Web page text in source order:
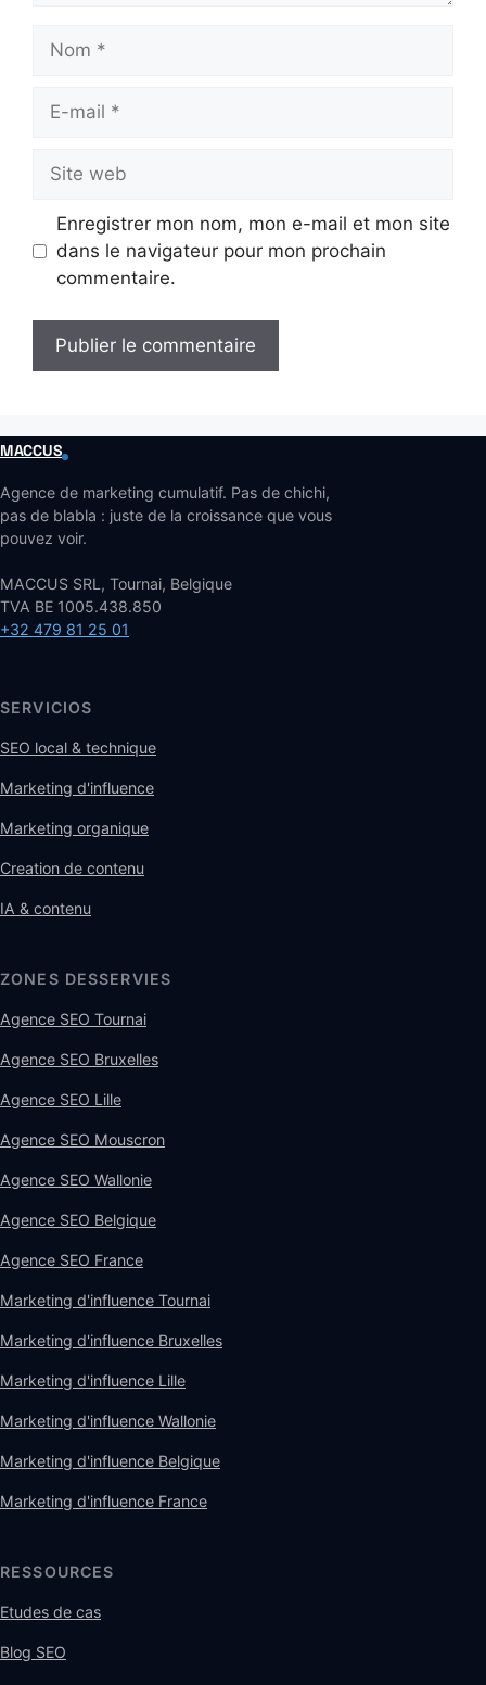
Nom
Site
web
Enregistrer mon nom, mon e-mail et mon site
dans le navigateur pour mon prochain
commentaire.
MACCUS
Agence de marketing cumulatif. Pas de chichi,
pas de blabla : juste de la croissance que vous
pouvez voir.
MACCUS SRL, Tournai, Belgique
TVA BE 1005.438.850
+32 479 81 25 01
SERVICIOS
SEO local & technique
Marketing d'influence
Marketing organique
Creation de contenu
IA & contenu
ZONES DESSERVIES
Agence SEO Tournai
Agence SEO Bruxelles
Agence SEO Lille
Agence SEO Mouscron
Agence SEO Wallonie
Agence SEO Belgique
Agence SEO France
Marketing d'influence Tournai
Marketing d'influence Bruxelles
Marketing d'influence Lille
Marketing d'influence Wallonie
Marketing d'influence Belgique
Marketing d'influence France
RESSOURCES
Etudes de cas
Blog SEO